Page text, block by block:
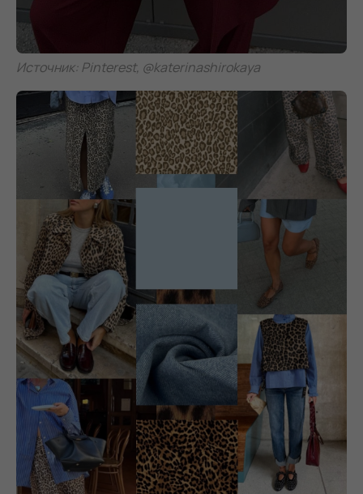
Источник: Pinterest, @katerinashirokaya